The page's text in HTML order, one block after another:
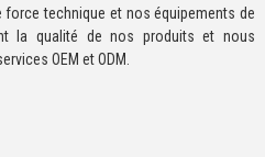
technique et nos équipements de
la qualité de nos produits et nous
OEM et ODM.